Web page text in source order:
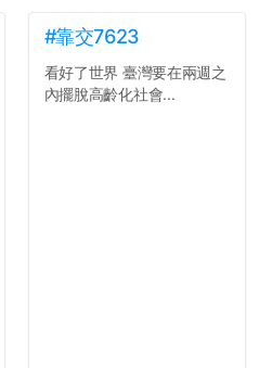
#靠交7623
看好了世界 臺灣要在兩週之
內擺脫高齡化社會...